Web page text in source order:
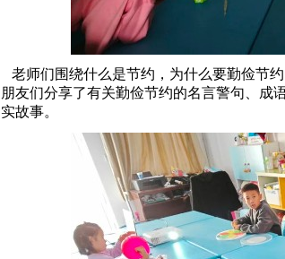
老师们围绕什么是节约，为什么要勤俭节
朋友们分享了有关勤俭节约的名言警句、成
实故事。